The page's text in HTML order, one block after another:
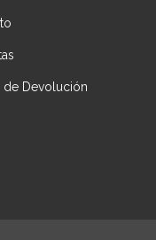
de Devolución